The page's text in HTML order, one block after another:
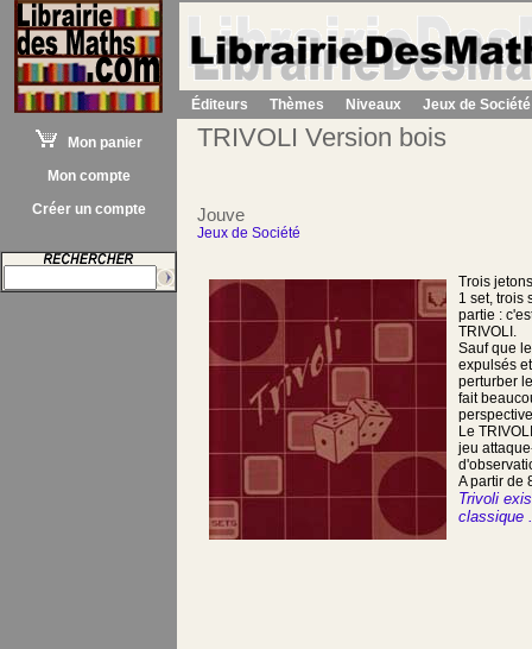
Mon panier
Mon compte
Créer un compte
Éditeurs Thèmes Niveaux Jeux de Société
TRIVOLI Version bois
Jouve
Jeux de Société
Trois
1 set, trois
partie :
TRIVOLI.
Sauf que
expulsés
perturber
fait
Le
jeu
A partir de
Trivoli
classique